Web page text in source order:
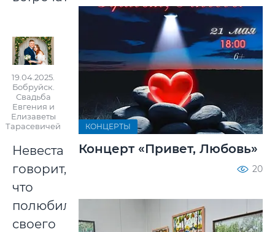
19.04.2025.
Бобруйск.
Свадьба
Евгения и
Елизаветы
Тарасевичей
Невеста
говорит,
что
полюбила
своего
КОНЦЕРТЫ
Концерт «Привет, Любовь»
20